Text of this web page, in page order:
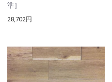
準］
28,702円